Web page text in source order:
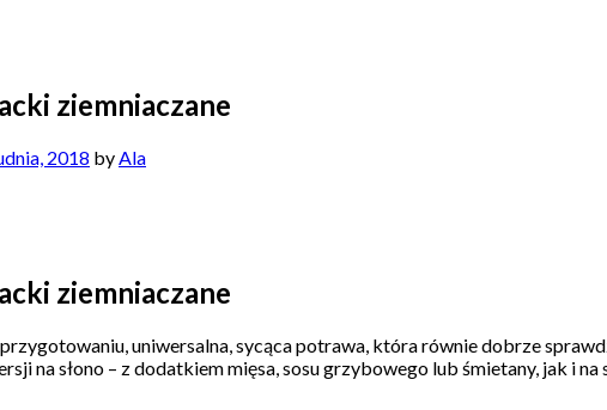
ziemniaczane
2018 byAla
ziemniaczane
uniwersalna, sycąca potrawa, która równie dobrze
na słono – z dodatkiem mięsa, sosu grzybowego lub śmietany, jak i